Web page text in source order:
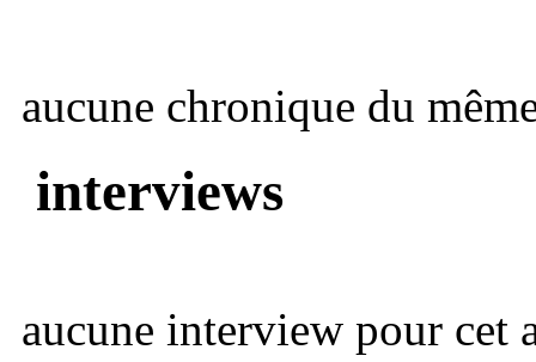
aucune chronique du
interviews
aucune interview pour cet